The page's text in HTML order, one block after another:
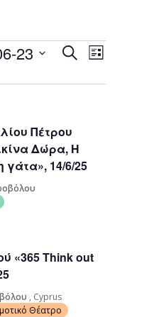
Events
SearchEvent
Views
List
23
Πέτρου
Δώρα, Η
γάτα», 14/6/25
«365 Think out
, Cyprus
Θέατρο